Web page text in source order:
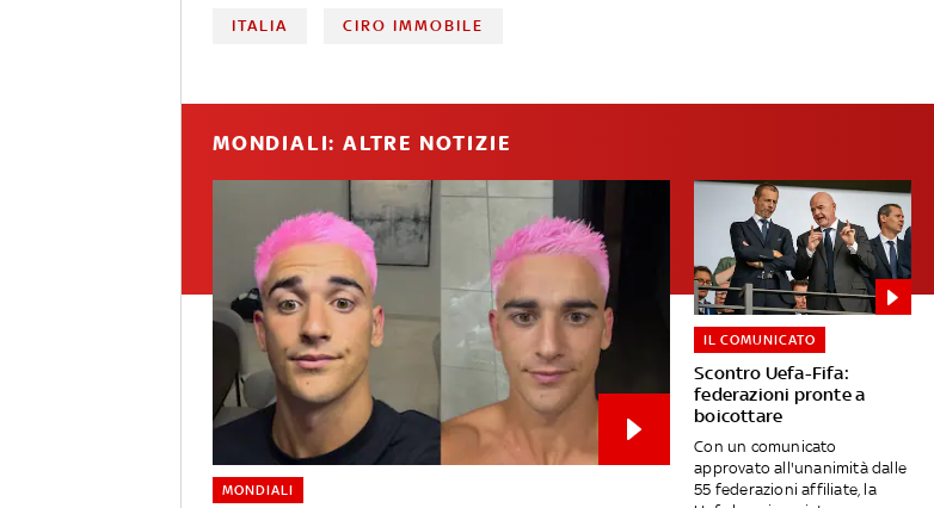
ITALIA CIRO IMMOBILE
MONDIALI: ALTRE NOTIZIE
MONDIALI
Scontro Uefa-Fifa:
federazioni pronte a
boicottare
IL COMUNICATO
Con un comunicato
approvato all'unanimità dalle
55 federazioni affiliate, la